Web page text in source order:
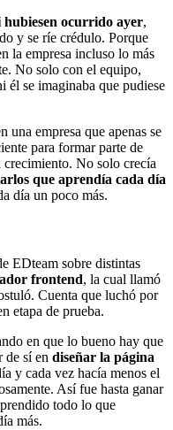
hubiesen ocurrido ayer,
y se ríe crédulo. Porque
la empresa incluso lo más
No solo con el equipo,
él se imaginaba que pudiese
una empresa que apenas se
para formar parte de
crecimiento. No solo crecía
que aprendía cada día
día un poco más.
EDteam sobre distintas
frontend, la cual llamó
Cuenta que luchó por
etapa de prueba.
en que lo bueno hay que
de sí en diseñar la página
y cada vez hacía menos el
Así fue hasta ganar
todo lo que
más.